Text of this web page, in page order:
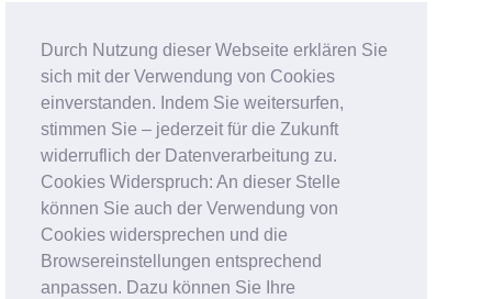
Durch Nutzung dieser Webseite erklären Sie
sich mit der Verwendung von Cookies
einverstanden. Indem Sie weitersurfen,
stimmen Sie – jederzeit für die Zukunft
widerruflich der Datenverarbeitung zu.
Cookies Widerspruch: An dieser Stelle
können Sie auch der Verwendung von
Cookies widersprechen und die
Browsereinstellungen entsprechend
anpassen. Dazu können Sie Ihre